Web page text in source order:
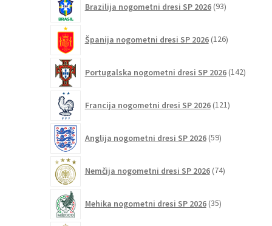
Brazilija nogometni dresi SP 2026 93izdelkov
Španija nogometni dresi SP 2026 126izdelkov
Portugalska nogometni dresi SP 2026 142
Francija nogometni dresi SP 2026 121izdelkov
Anglija nogometni dresi SP 2026 59izdelkov
Nemčija nogometni dresi SP 2026 74izdelkov
Mehika nogometni dresi SP 2026 35izdelkov